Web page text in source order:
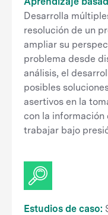
Desarrolla
resolución de un
ampliar su
problema desde
análisis, el
posibles
asertivos en la
con la información
trabajar bajo
Estudios de caso: